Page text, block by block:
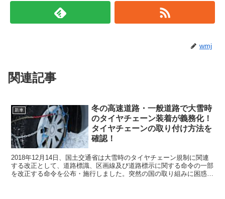
wmj
関連記事
新車
冬の高速道路・一般道路で大雪時
のタイヤチェーン装着が義務化！
タイヤチェーンの取り付け方法を
確認！
2018年12月14日、国土交通省は大雪時のタイヤチェーン規制に関連
する改正として、道路標識、区画線及び道路標示に関する命令の一部
を改正する命令を公布・施行しました。突然の国の取り組みに困惑さ